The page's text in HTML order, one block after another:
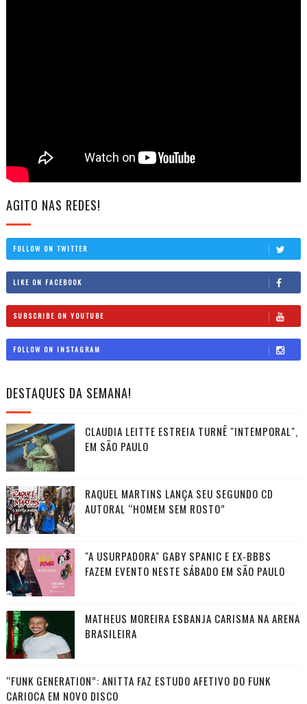
AGITO NAS REDES!
FOLLOW ON TWITTER
LIKE ON FACEBOOK
SUBSCRIBE ON YOUTUBE
FOLLOW ON INSTAGRAM
DESTAQUES DA SEMANA!
CLAUDIA LEITTE ESTREIA TURNÊ "INTEMPORAL",
EM SÃO PAULO
RAQUEL MARTINS LANÇA SEU SEGUNDO CD
AUTORAL “HOMEM SEM ROSTO”
"A USURPADORA" GABY SPANIC E EX-BBBS
FAZEM EVENTO NESTE SÁBADO EM SÃO PAULO
MATHEUS MOREIRA ESBANJA CARISMA NA ARENA
BRASILEIRA
“FUNK GENERATION”: ANITTA FAZ ESTUDO AFETIVO DO FUNK
CARIOCA EM NOVO DISCO